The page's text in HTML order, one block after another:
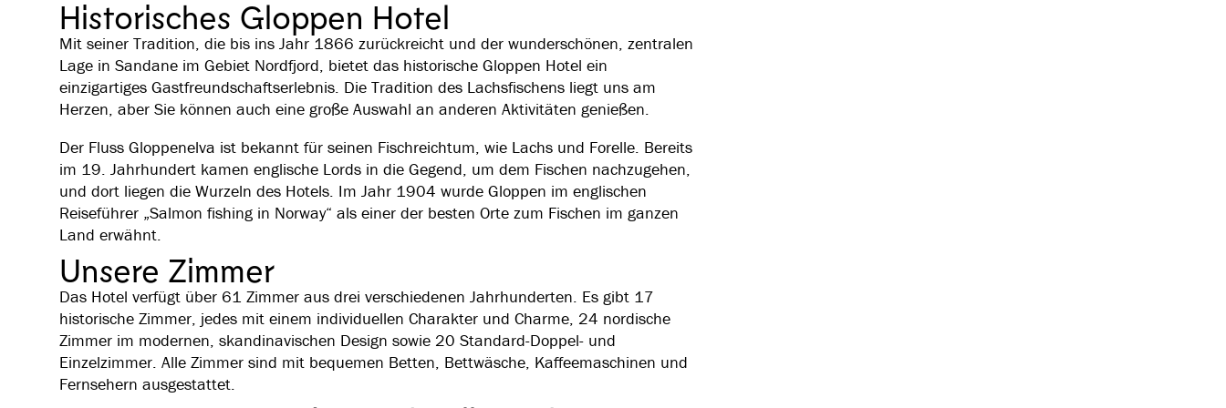
Historisches Gloppen Hotel
Mit seiner Tradition, die bis ins Jahr 1866 zurückreicht und der wunderschönen, zentralen
Lage in Sandane im Gebiet Nordfjord, bietet das historische Gloppen Hotel ein
einzigartiges Gastfreundschaftserlebnis. Die Tradition des Lachsfischens liegt uns am
Herzen, aber Sie können auch eine große Auswahl an anderen Aktivitäten genießen.
Der Fluss Gloppenelva ist bekannt für seinen Fischreichtum, wie Lachs und Forelle. Bereits
im 19. Jahrhundert kamen englische Lords in die Gegend, um dem Fischen nachzugehen,
und dort liegen die Wurzeln des Hotels. Im Jahr 1904 wurde Gloppen im englischen
Reiseführer „Salmon fishing in Norway“ als einer der besten Orte zum Fischen im ganzen
Land erwähnt.
Unsere Zimmer
Das Hotel verfügt über 61 Zimmer aus drei verschiedenen Jahrhunderten. Es gibt 17
historische Zimmer, jedes mit einem individuellen Charakter und Charme, 24 nordische
Zimmer im modernen, skandinavischen Design sowie 20 Standard-Doppel- und
Einzelzimmer. Alle Zimmer sind mit bequemen Betten, Bettwäsche, Kaffeemaschinen und
Fernsehern ausgestattet.